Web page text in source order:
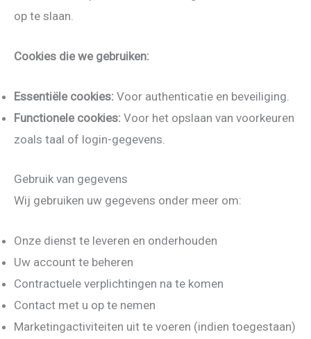
op te slaan.
Cookies die we gebruiken:
Essentiële cookies: Voor authenticatie en beveiliging.
Functionele cookies: Voor het opslaan van voorkeuren
zoals taal of login-gegevens.
Gebruik van gegevens
Wij gebruiken uw gegevens onder meer om:
Onze dienst te leveren en onderhouden
Uw account te beheren
Contractuele verplichtingen na te komen
Contact met u op te nemen
Marketingactiviteiten uit te voeren (indien toegestaan)